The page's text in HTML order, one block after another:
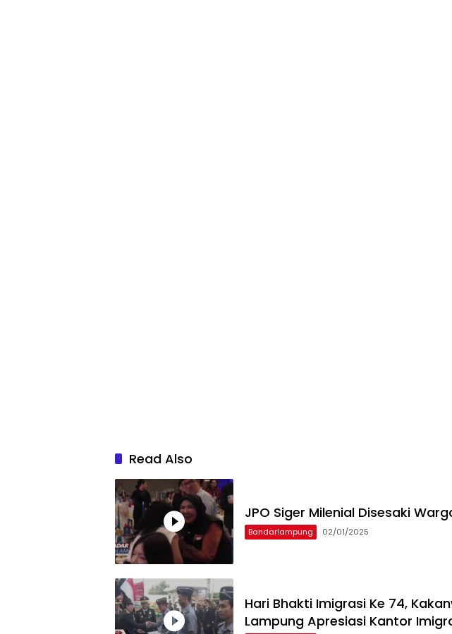
Read Also
JPO Siger Milenial Disesaki
Bandarlampung 02/01/2025
Hari Bhakti Imigrasi Ke 74,
Lampung Apresiasi Kantor